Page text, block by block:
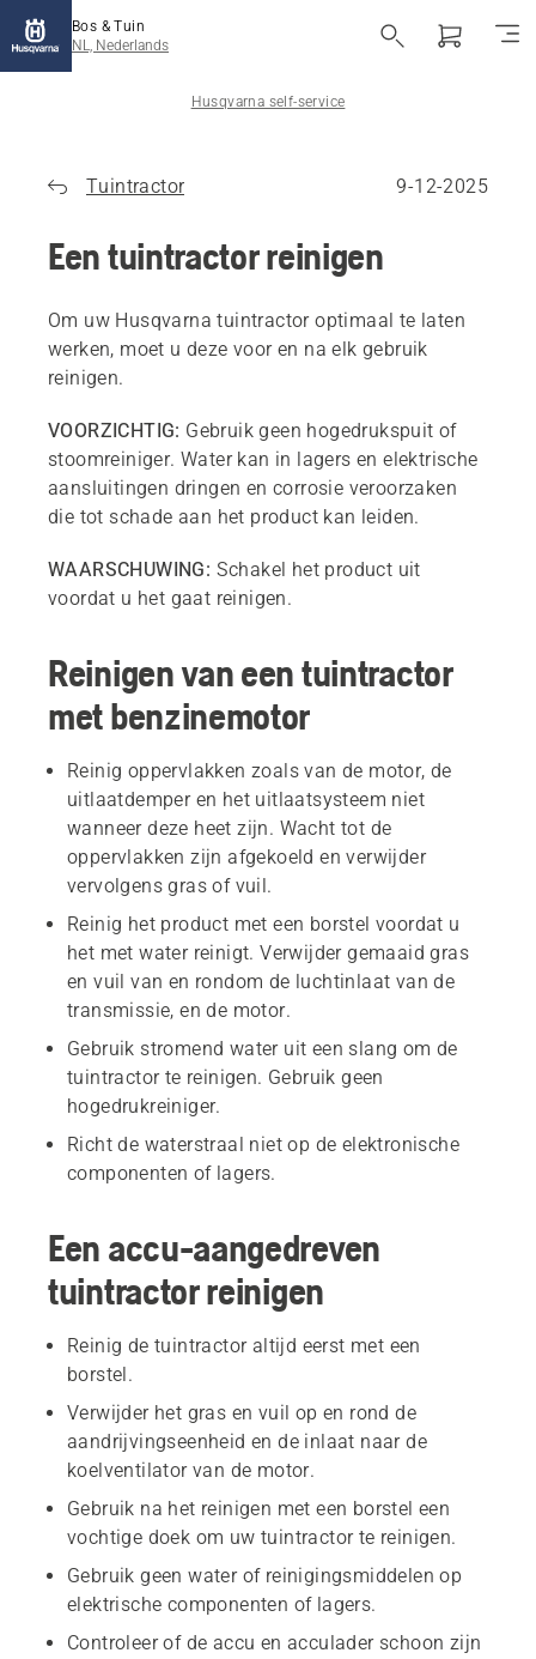
Bos & Tuin
NL, Nederlands
Husqvarna self-service
Tuintractor 9-12-2025
Een tuintractor reinigen
Om uw Husqvarna tuintractor optimaal te laten
werken, moet u deze voor en na elk gebruik
reinigen.
VOORZICHTIG: Gebruik geen hogedrukspuit of
stoomreiniger. Water kan in lagers en elektrische
aansluitingen dringen en corrosie veroorzaken
die tot schade aan het product kan leiden.
WAARSCHUWING: Schakel het product uit
voordat u het gaat reinigen.
Reinigen van een tuintractor
met benzinemotor
Reinig oppervlakken zoals van de motor, de
uitlaatdemper en het uitlaatsysteem niet
wanneer deze heet zijn. Wacht tot de
oppervlakken zijn afgekoeld en verwijder
vervolgens gras of vuil.
Reinig het product met een borstel voordat u
het met water reinigt. Verwijder gemaaid gras
en vuil van en rondom de luchtinlaat van de
transmissie, en de motor.
Gebruik stromend water uit een slang om de
tuintractor te reinigen. Gebruik geen
hogedrukreiniger.
Richt de waterstraal niet op de elektronische
componenten of lagers.
Een accu-aangedreven
tuintractor reinigen
Reinig de tuintractor altijd eerst met een
borstel.
Verwijder het gras en vuil op en rond de
aandrijvingseenheid en de inlaat naar de
koelventilator van de motor.
Gebruik na het reinigen met een borstel een
vochtige doek om uw tuintractor te reinigen.
Gebruik geen water of reinigingsmiddelen op
elektrische componenten of lagers.
Controleer of de accu en acculader schoon zijn